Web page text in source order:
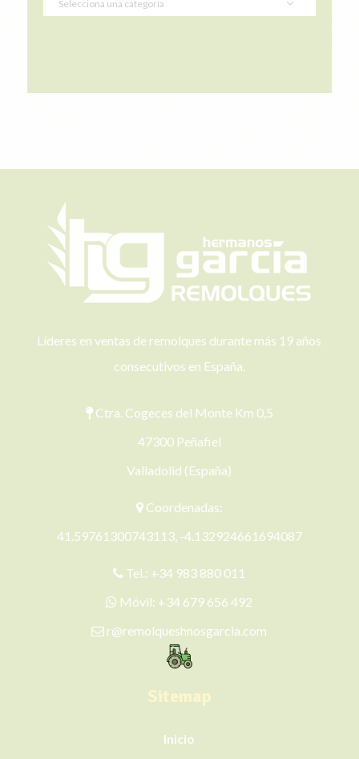
Líderes en ventas de remolques durante más 19 años
consecutivos en España.
Ctra. Cogeces del Monte Km 0,5
47300 Peñafiel
Valladolid (España)
Coordenadas:
41.59761300743113, -4.132924661694087
Tel.: +34 983 880 011
Móvil: +34 679 656 492
r@remolqueshnosgarcia.com
Sitemap
Inicio